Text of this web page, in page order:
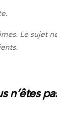
Le sujet
n’êtes